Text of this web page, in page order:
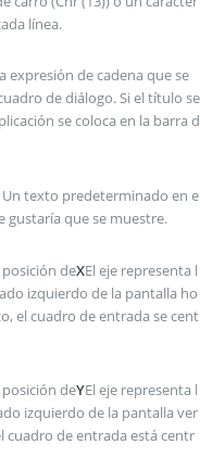
línea.
expresión de cadena que se
de diálogo. Si el título se
se coloca en la barra d
texto predeterminado en e
gustaría que se muestre.
deXEl eje representa l
izquierdo de la pantalla ho
el cuadro de entrada se cent
deYEl eje representa l
izquierdo de la pantalla ver
cuadro de entrada está centr